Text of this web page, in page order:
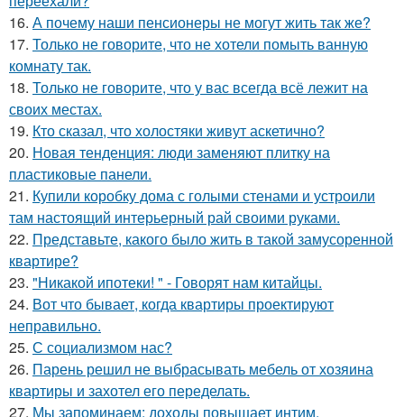
16. А почему наши пенсионеры не могут жить так же?
17. Только не говорите, что не хотели помыть ванную
комнату так.
18. Только не говорите, что у вас всегда всё лежит на
своих местах.
19. Кто сказал, что холостяки живут аскетично?
20. Новая тенденция: люди заменяют плитку на
пластиковые панели.
21. Купили коробку дома с голыми стенами и устроили
там настоящий интерьерный рай своими руками.
22. Представьте, какого было жить в такой замусоренной
квартире?
23. "Никакой ипотеки! " - Говорят нам китайцы.
24. Вот что бывает, когда квартиры проектируют
неправильно.
25. С социализмом нас?
26. Парень решил не выбрасывать мебель от хозяина
квартиры и захотел его переделать.
27. Мы запоминаем: доходы повышает интим.